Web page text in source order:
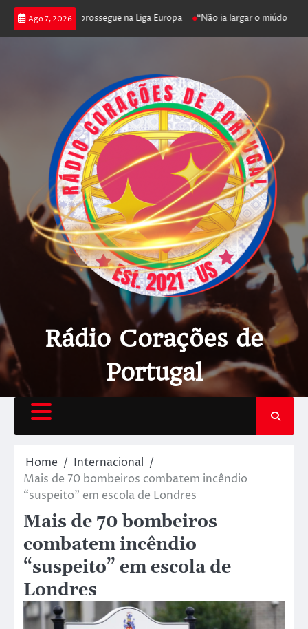
Ago 7, 2026
joga poker e prossegue na Liga Europa “Não ia largar o miúdo”.
Rádio Corações de
Portugal
Home
Internacional
Mais de 70 bombeiros combatem incêndio
“suspeito” em escola de Londres
Mais de 70 bombeiros
combatem incêndio
“suspeito” em escola de
Londres